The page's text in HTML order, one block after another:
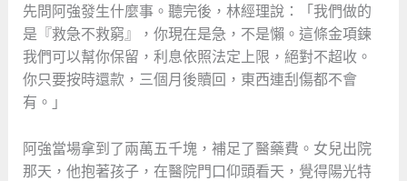
先問阿強發生什麼事。聽完後，林經理說：「我們做的
是『救急不救窮』，你現在是急，不是懶。這條金項鍊
我們可以幫你保留，利息依照法定上限，絕對不超收。
你只要按時還款，三個月後贖回，東西連刮傷都不會
有。」
阿強當場拿到了兩萬五千塊，補足了醫藥費。女兒出院
那天，他抱著孩子，在醫院門口仰頭看天，覺得陽光特